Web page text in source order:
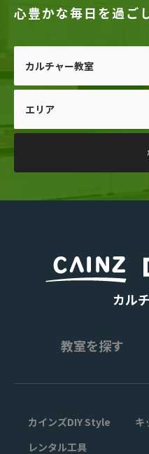
心豊かな毎日を過ご
カル
教室を探す
カインズDIY Style
キ
レンタル工具